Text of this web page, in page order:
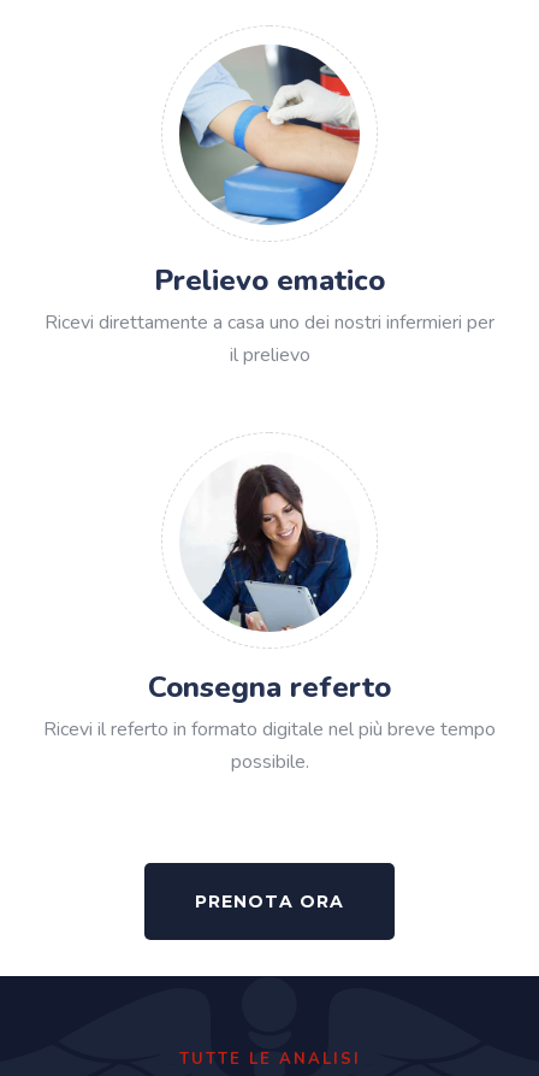
Prelievo ematico
Ricevi direttamente a casa uno dei nostri infermieri per
il prelievo
Consegna referto
Ricevi il referto in formato digitale nel più breve tempo
possibile.
PRENOTA ORA
TUTTE LE ANALISI